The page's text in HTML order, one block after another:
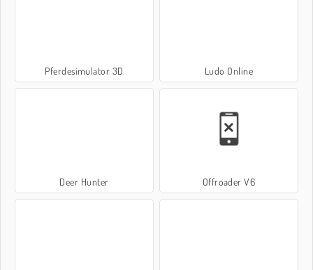
Pferdesimulator 3D Ludo Online
Deer Hunter Offroader V6